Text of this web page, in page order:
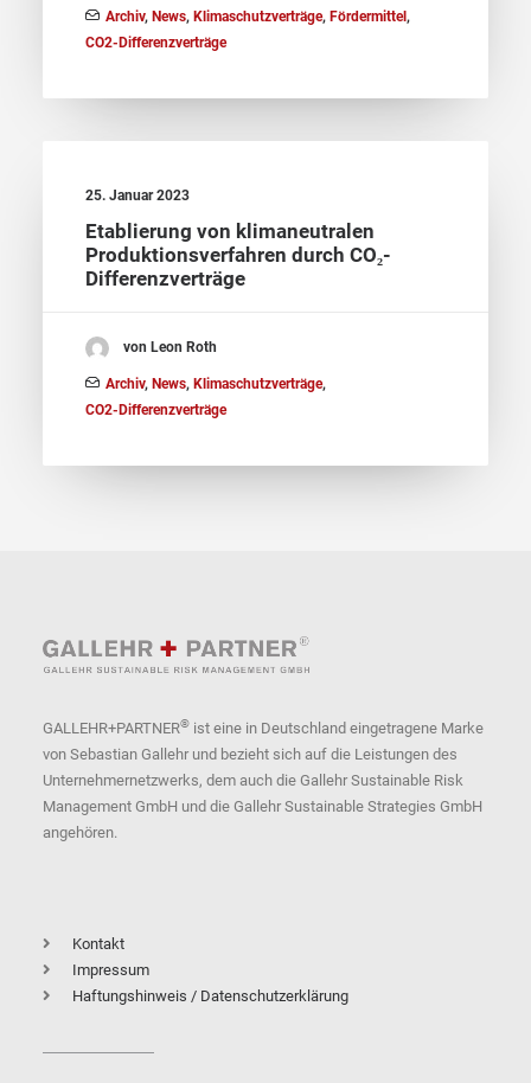
Archiv, News, Klimaschutzverträge, Fördermittel,
CO2-Differenzverträge
25. Januar 2023
Etablierung von klimaneutralen
Produktionsverfahren durch CO₂-
Differenzverträge
von Leon Roth
Archiv, News, Klimaschutzverträge,
CO2-Differenzverträge
GALLEHR+PARTNER® ist eine in Deutschland eingetragene Marke
von Sebastian Gallehr und bezieht sich auf die Leistungen des
Unternehmernetzwerks, dem auch die Gallehr Sustainable Risk
Management GmbH und die Gallehr Sustainable Strategies GmbH
angehören.
Kontakt
Impressum
Haftungshinweis / Datenschutzerklärung